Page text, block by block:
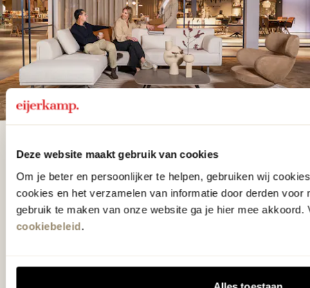
Deze website maakt gebruik van cookies
Om je beter en persoonlijker te helpen, gebruiken wij
cookies en het verzamelen van informatie door derden voor
gebruik te maken van onze website ga je hier mee akkoord.
cookiebeleid.
De woonwinkel
gezien op tv!
Wie kent het programma vtwonen